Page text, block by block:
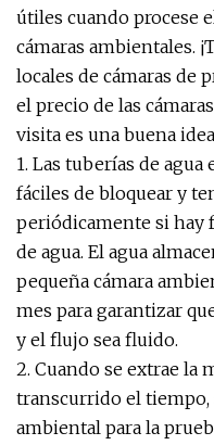
útiles cuando procese
cámaras ambientales.
locales de cámaras de
el precio de las
visita es una buena
1. Las tuberías de
fáciles de bloquear y
periódicamente si hay
de agua. El agua
pequeña cámara
mes para garantizar
y el flujo sea fluido.
2. Cuando se extrae la
transcurrido el tiempo,
ambiental para la